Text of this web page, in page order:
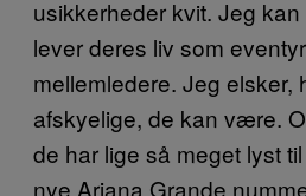
usikkerheder kvit. Jeg
lever deres liv som
mellemledere. Jeg elsker,
afskyelige, de kan være.
de har lige så meget lyst
nye Ariana Grande